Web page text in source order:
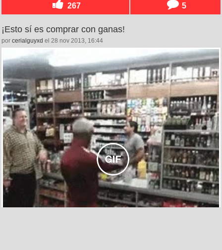
267 5
¡Esto sí es comprar con ganas!
por cerialguyxd el 28 nov 2013, 16:44